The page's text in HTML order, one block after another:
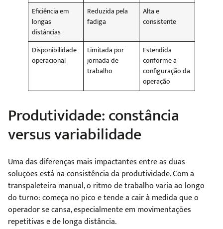
Eficiência em
longas
distâncias
Reduzida pela
fadiga
Alta e
consistente
Disponibilidade
operacional
Limitada por
jornada de
trabalho
Estendida
conforme a
configuração da
operação
Produtividade: constância
versus variabilidade
Uma das diferenças mais impactantes entre as duas
soluções está na consistência da produtividade. Com a
transpaleteira manual, o ritmo de trabalho varia ao longo
do turno: começa no pico e tende a cair à medida que o
operador se cansa, especialmente em movimentações
repetitivas e de longa distância.